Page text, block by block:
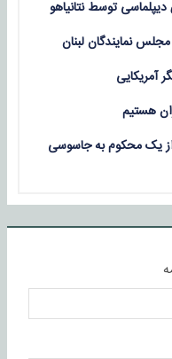
دیپلماسی توسط نتانیاهو
نمایندگان لبنان
آمریکایی
هستیم
یک محکوم به جاسوسی